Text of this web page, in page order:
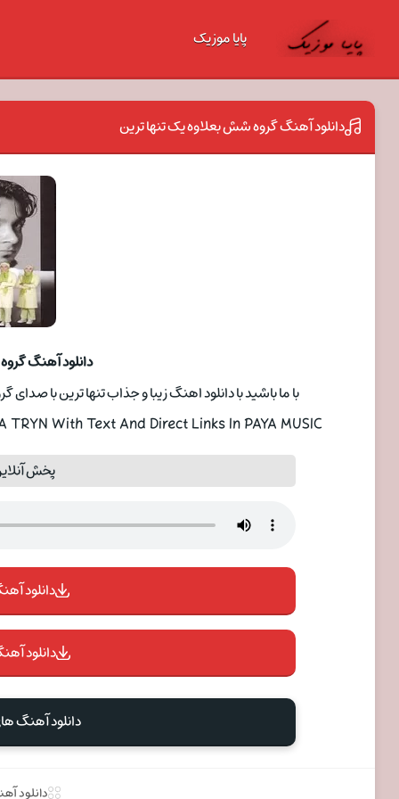
پایا موزیک
دانلود آهنگ گروه شش بعلاوه یک تنها ترین
دانلود آهنگ
با ما باشید با دانلود اهنگ زیبا و جذاب تنها ترین با
TRYN With Text And Direct Links In PAYA MUSIC
پخش
دانلود
دانلود
دانلود آهنگ
دانلود